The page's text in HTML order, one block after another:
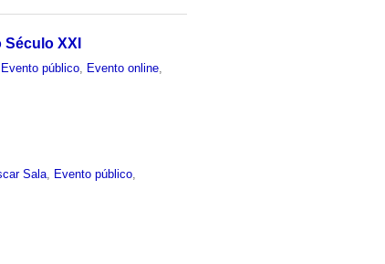
XXI
Evento público Evento online
Sala Evento público